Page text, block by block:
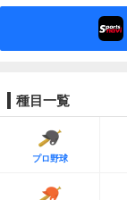
種目一覧
プロ野球